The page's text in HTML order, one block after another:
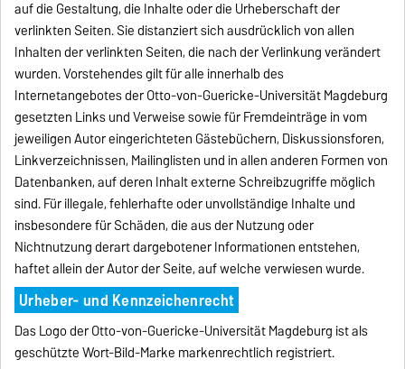
auf die Gestaltung, die Inhalte oder die Urheberschaft der
verlinkten Seiten. Sie distanziert sich ausdrücklich von allen
Inhalten der verlinkten Seiten, die nach der Verlinkung verändert
wurden. Vorstehendes gilt für alle innerhalb des
Internetangebotes der Otto-von-Guericke-Universität Magdeburg
gesetzten Links und Verweise sowie für Fremdeinträge in vom
jeweiligen Autor eingerichteten Gästebüchern, Diskussionsforen,
Linkverzeichnissen, Mailinglisten und in allen anderen Formen von
Datenbanken, auf deren Inhalt externe Schreibzugriffe möglich
sind. Für illegale, fehlerhafte oder unvollständige Inhalte und
insbesondere für Schäden, die aus der Nutzung oder
Nichtnutzung derart dargebotener Informationen entstehen,
haftet allein der Autor der Seite, auf welche verwiesen wurde.
Urheber- und Kennzeichenrecht
Das Logo der Otto-von-Guericke-Universität Magdeburg ist als
geschützte Wort-Bild-Marke markenrechtlich registriert.